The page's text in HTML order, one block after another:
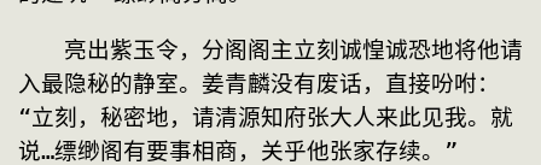
亮出紫玉令，分阁阁主立刻诚惶诚恐地将他请
入最隐秘的静室。姜青麟没有废话，直接吩咐：
“立刻，秘密地，请清源知府张大人来此见我。就
说…缥缈阁有要事相商，关乎他张家存续。”